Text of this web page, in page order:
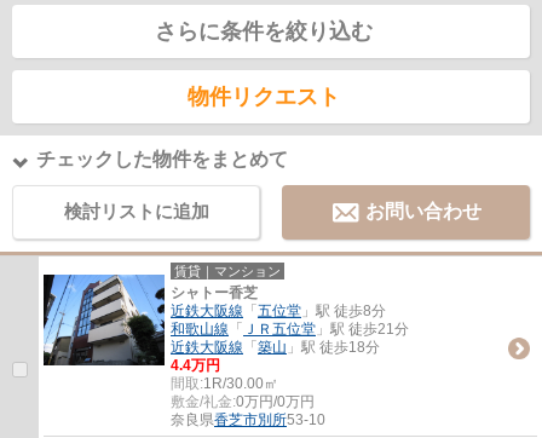
さらに条件を絞り込む
物件リクエスト
チェックした物件をまとめて
検討リストに追加 お問い合わせ
賃貸｜マンション
シャトー香芝
近鉄大阪線 「 五位堂 」駅 徒歩8分
和歌山線 「 ＪＲ五位堂 」駅 徒歩21分
近鉄大阪線 「 築山 」駅 徒歩18分
4.4万円
間取:1R/30.00㎡
敷金/礼金:0万円/0万円
奈良県香芝市別所53-10